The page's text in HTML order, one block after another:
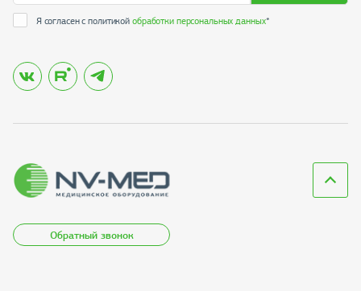
Я согласен с политикойобработки персональных данных*
Обратный звонок